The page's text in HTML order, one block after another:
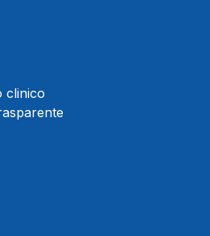
clinico